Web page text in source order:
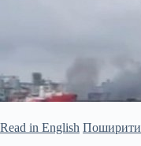
Read in English Поширити